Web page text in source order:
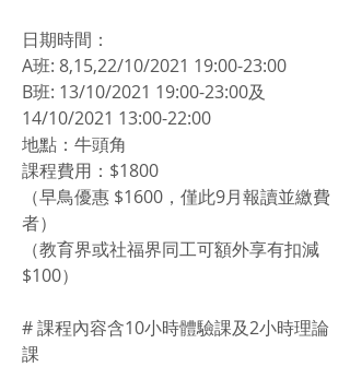
日期時間：
A班: 8,15,22/10/2021 19:00-23:00
B班: 13/10/2021 19:00-23:00及
14/10/2021 13:00-22:00
地點：牛頭角
課程費用：$1800
（早鳥優惠 $1600，僅此9月報讀並繳費
者）
（教育界或社福界同工可額外享有扣減
$100）
# 課程內容含10小時體驗課及2小時理論
課